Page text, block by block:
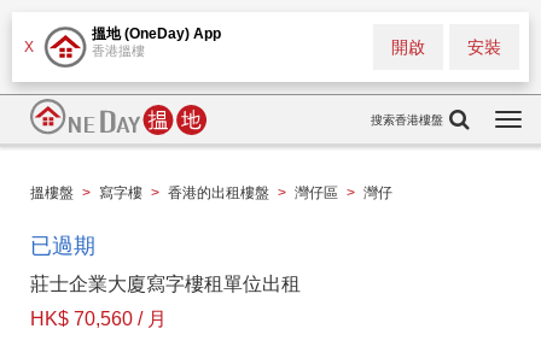
X
搵地 (OneDay) App
香港搵樓 安裝
開啟
搜索香港樓盤
搵樓盤 > 寫字樓 > 香港的出租樓盤 > 灣仔區 > 灣仔
已過期
莊士企業大廈寫字樓租單位出租
HK$ 70,560 / 月